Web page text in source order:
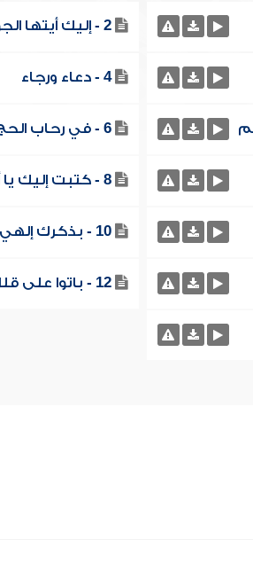
2 - إليك أيتها الجوهرة
4 - دعاء ورجاء
6 - في رحاب الحج
8 - كتبت إليك يا أمي
10 - بذكرك إلهي
12 - باتوا على قلل الأجبال تحرسهم